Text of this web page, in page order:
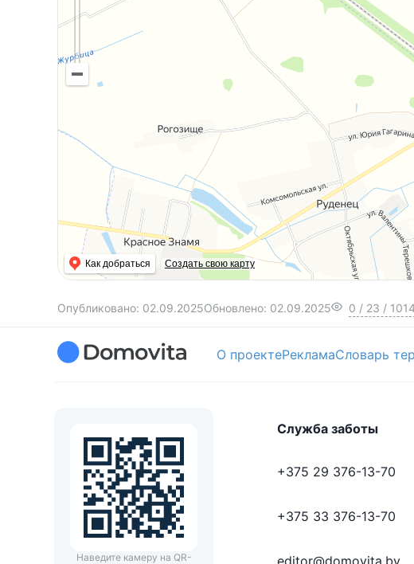
Как добраться Создать свою карту
Опубликовано: 02.09.2025Обновлено: 02.09.2025 0 / 23 / 1014
О проектеРекламаСловарь
Наведите камеру на QR-
Служба заботы
+375 29 376-13-70
+375 33 376-13-70
editor@domovita.by